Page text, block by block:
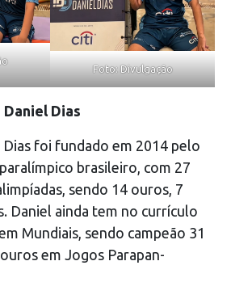
Foto: Divulgação
Dias
foi fundado em 2014 pelo
brasileiro, com 27
sendo 14 ouros, 7
Daniel ainda tem no currículo
Mundiais, sendo campeão 31
em Jogos Parapan-